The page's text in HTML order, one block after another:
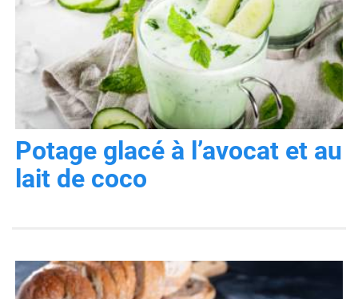
Potage glacé à l’avocat et au
lait de coco